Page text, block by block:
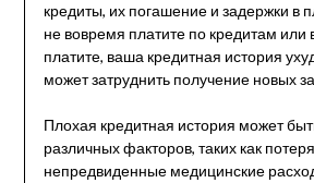
кредиты, их погашение и задержки в
не вовремя платите по кредитам
платите, ваша кредитная история
может затруднить получение новых
Плохая кредитная история может
различных факторов, таких как
непредвиденные медицинские